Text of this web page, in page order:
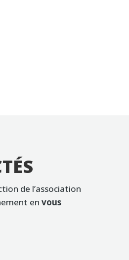
de l’association
envous